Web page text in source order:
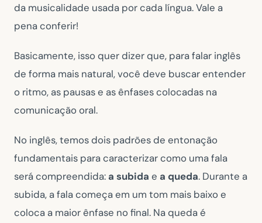
da musicalidade usada por cada língua. Vale a
pena conferir!
Basicamente, isso quer dizer que, para falar inglês
de forma mais natural, você deve buscar entender
o ritmo, as pausas e as ênfases colocadas na
comunicação oral.
No inglês, temos dois padrões de entonação
fundamentais para caracterizar como uma fala
será compreendida: a subida e a queda. Durante a
subida, a fala começa em um tom mais baixo e
coloca a maior ênfase no final. Na queda é